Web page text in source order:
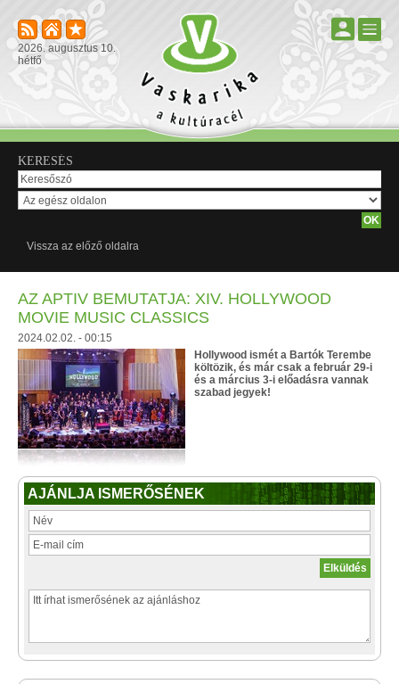
2026. augusztus 10.
hétfő
KERESÉS
Vissza az előző oldalra
AZ APTIV BEMUTATJA: XIV. HOLLYWOOD
MOVIE MUSIC CLASSICS
2024.02.02. - 00:15
Hollywood ismét a Bartók Terembe
költözik, és már csak a február 29-i
és a március 3-i előadásra vannak
szabad jegyek!
AJÁNLJA ISMERŐSÉNEK